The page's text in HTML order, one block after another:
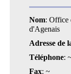
Nom: Office
d'Agenais
Adresse de
Téléphone:
Fax: ~